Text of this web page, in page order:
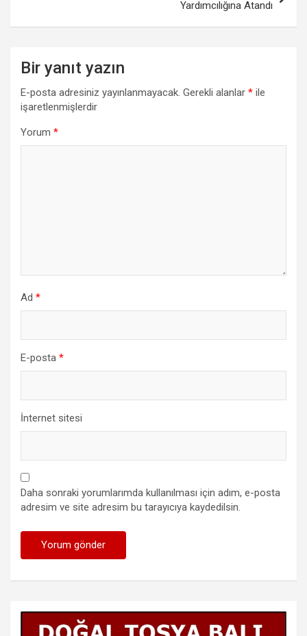
Yardımcılığına Atandı
Bir yanıt yazın
E-posta adresiniz yayınlanmayacak. Gerekli alanlar * ile
işaretlenmişlerdir
Yorum *
Ad *
E-posta *
İnternet sitesi
Daha sonraki yorumlarımda kullanılması için adım, e-posta
adresim ve site adresim bu tarayıcıya kaydedilsin.